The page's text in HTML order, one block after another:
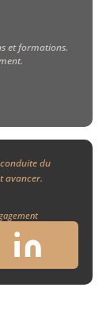
et formations.
du
avancer.